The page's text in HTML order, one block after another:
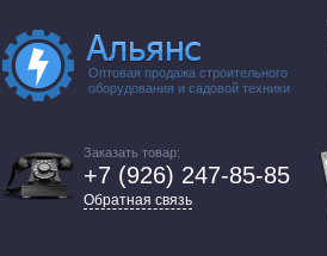
Оптовая продажа строительного
оборудования и садовой техники
Заказать товар:
+7 (926) 247-85-85
Обратная связь